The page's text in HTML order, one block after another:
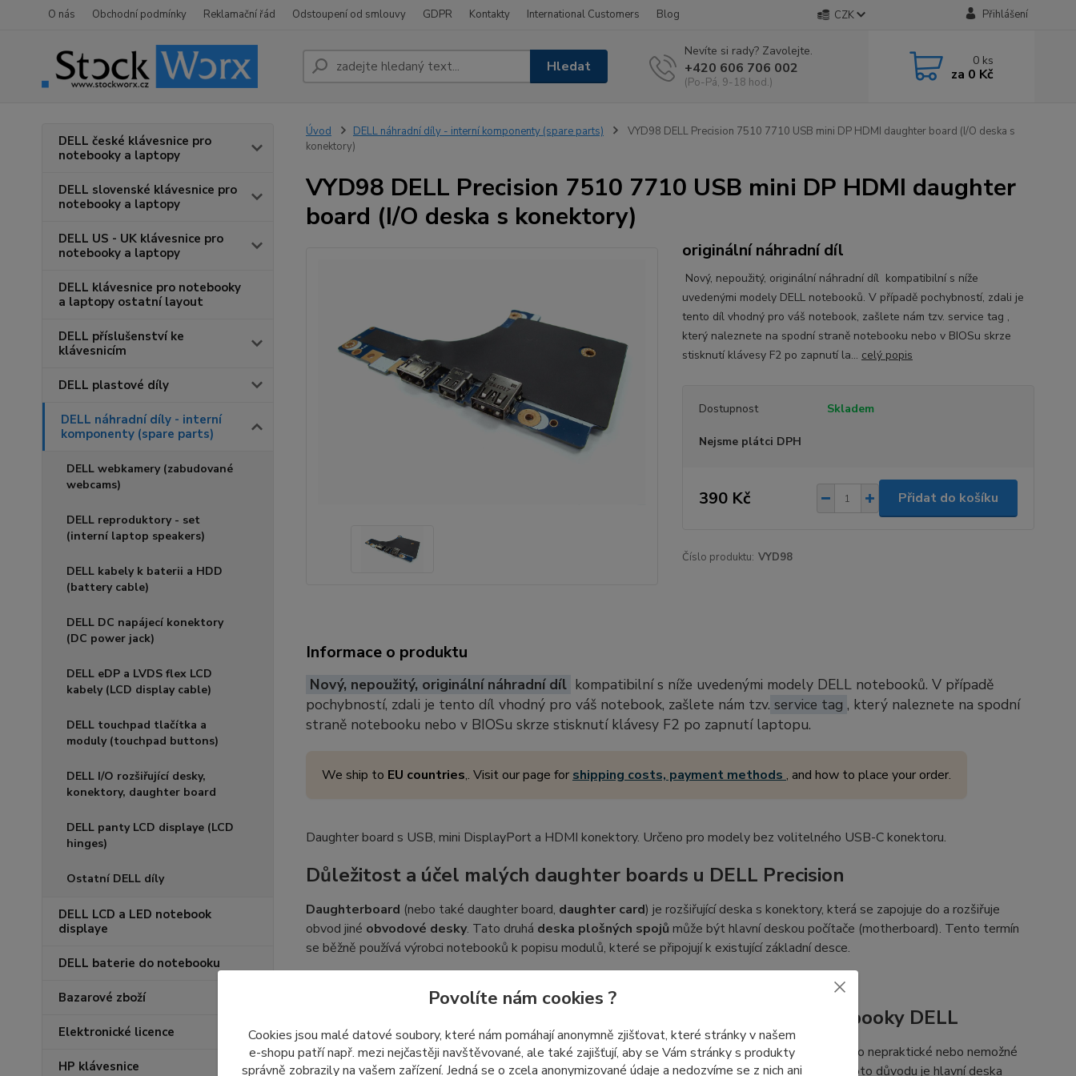
O nás Obchodní podmínky Reklamační řád Odstoupení od smlouvy GDPR Kontakty International Customers Blog CZK Přihlášení
Hledat
Nevíte si rady? Zavolejte.
+420 606 706 002
(Po-Pá, 9-18 hod.)
0 ks
za 0 Kč
DELL české klávesnice pro
notebooky a laptopy
DELL slovenské klávesnice pro
notebooky a laptopy
DELL US - UK klávesnice pro
notebooky a laptopy
DELL klávesnice pro notebooky
a laptopy ostatní layout
DELL příslušenství ke
klávesnicím
DELL plastové díly
DELL náhradní díly - interní
komponenty (spare parts)
DELL webkamery (zabudované
webcams)
DELL reproduktory - set
(interní laptop speakers)
DELL kabely k baterii a HDD
(battery cable)
DELL DC napájecí konektory
(DC power jack)
DELL eDP a LVDS flex LCD
kabely (LCD display cable)
DELL touchpad tlačítka a
moduly (touchpad buttons)
DELL I/O rozšiřující desky,
konektory, daughter board
DELL panty LCD displaye (LCD
hinges)
Ostatní DELL díly
DELL LCD a LED notebook
displaye
DELL baterie do notebooku
Bazarové zboží
Elektronické licence
HP klávesnice
Úvod DELL náhradní díly - interní komponenty (spare parts)
VYD98 DELL Precision 7510 7710 USB mini DP HDMI daughter board (I/O deska s
konektory)
VYD98 DELL Precision 7510 7710 USB mini DP HDMI daughter
board (I/O deska s konektory)
originální náhradní díl
Nový, nepoužitý, originální náhradní díl kompatibilní s níže
uvedenými modely DELL notebooků. V případě pochybností, zdali je
tento díl vhodný pro váš notebook, zašlete nám tzv. service tag ,
který naleznete na spodní straně notebooku nebo v BIOSu skrze
stisknutí klávesy F2 po zapnutí la... celý popis
Dostupnost Skladem
Nejsme plátci DPH
390 Kč Přidat do košíku
Číslo produktu: VYD98
Informace o produktu
Nový, nepoužitý, originální náhradní díl kompatibilní s níže uvedenými modely DELL notebooků. V případě
pochybností, zdali je tento díl vhodný pro váš notebook, zašlete nám tzv. service tag , který naleznete na spodní
straně notebooku nebo v BIOSu skrze stisknutí klávesy F2 po zapnutí laptopu.
We ship to EU countries,. Visit our page forshipping costs, payment methods, and how to place your order.
Daughter board s USB, mini DisplayPort a HDMI konektory. Určeno pro modely bez volitelného USB-C konektoru.
Důležitost a účel malých daughter boards u DELL Precision
Daughterboard (nebo také daughter board, daughter card) je rozšiřující deska s konektory, která se zapojuje do a rozšiřuje
obvod jiné obvodové desky. Tato druhá deska plošných spojů může být hlavní deskou počítače (motherboard). Tento termín
se běžně používá výrobci notebooků k popisu modulů, které se připojují k existující základní desce.
Specifický design rozšiřujících destiček s konektory pro notebooky DELL
Daughter boardsjsou často vyžadovány specifickým designem konstrukce notebooku, kde by bylo nepraktické nebo nemožné
umístit základní desku do chassis kvůli vyčnívajícím okrajům nebo velikosti, která se nevejde. Z tohoto důvodu je hlavní deska
Povolíte nám cookies ?
Cookies jsou malé datové soubory, které nám pomáhají anonymně zjišťovat, které stránky v našem
e-shopu patří např. mezi nejčastěji navštěvované, ale také zajišťují, aby se Vám stránky s produkty
správně zobrazily na vašem zařízení. Jedná se o zcela anonymizované údaje a nedozvíme se z nich ani